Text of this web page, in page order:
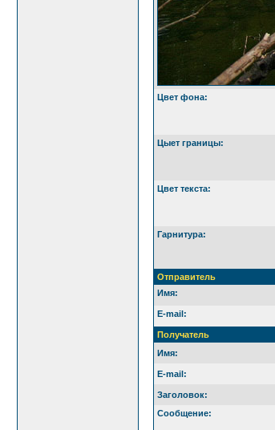
Цвет фона:
Цыет границы:
Цвет текста:
Гарнитура:
Отправитель
Имя:
E-mail:
Получатель
Имя:
E-mail:
Заголовок:
Сообщение: